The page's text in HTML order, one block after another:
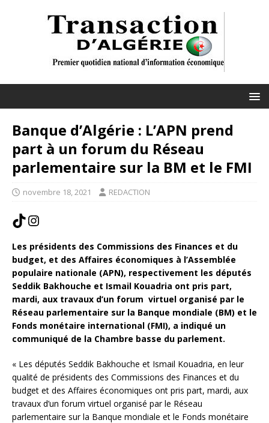
Banque d’Algérie : L’APN prend
part à un forum du Réseau
parlementaire sur la BM et le FMI
novembre 18, 2021 REDACTION
Les présidents des Commissions des Finances et du
budget, et des Affaires économiques à l’Assemblée
populaire nationale (APN), respectivement les députés
Seddik Bakhouche et Ismail Kouadria ont pris part,
mardi, aux travaux d’un forum virtuel organisé par le
Réseau parlementaire sur la Banque mondiale (BM) et le
Fonds monétaire international (FMI), a indiqué un
communiqué de la Chambre basse du parlement.
« Les députés Seddik Bakhouche et Ismail Kouadria, en leur
qualité de présidents des Commissions des Finances et du
budget et des Affaires économiques ont pris part, mardi, aux
travaux d’un forum virtuel organisé par le Réseau
parlementaire sur la Banque mondiale et le Fonds monétaire